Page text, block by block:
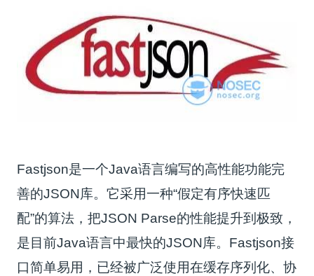
Fastjson是一个Java语言编写的高性能功能完
善的JSON库。它采用一种“假定有序快速匹
配”的算法，把JSON Parse的性能提升到极致，
是目前Java语言中最快的JSON库。Fastjson接
口简单易用，已经被广泛使用在缓存序列化、协